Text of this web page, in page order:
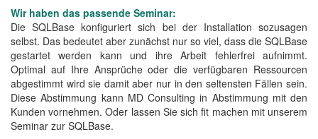
Wir haben das passende Seminar:
Die SQLBase konfiguriert sich bei der Installation sozusagen
selbst. Das bedeutet aber zunächst nur so viel, dass die SQLBase
gestartet werden kann und ihre Arbeit fehlerfrei aufnimmt.
Optimal auf Ihre Ansprüche oder die verfügbaren Ressourcen
abgestimmt wird sie damit aber nur in den seltensten Fällen sein.
Diese Abstimmung kann MD Consulting in Abstimmung mit den
Kunden vornehmen. Oder lassen Sie sich fit machen mit unserem
Seminar zur SQLBase.